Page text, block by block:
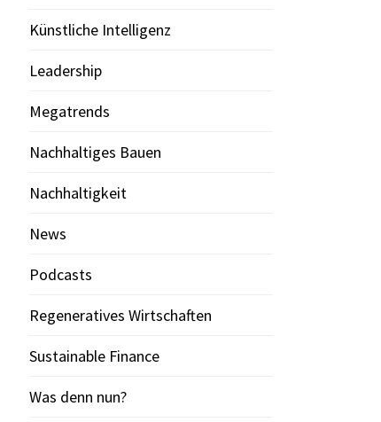
Künstliche Intelligenz
Leadership
Megatrends
Nachhaltiges Bauen
Nachhaltigkeit
News
Podcasts
Regeneratives Wirtschaften
Sustainable Finance
Was denn nun?